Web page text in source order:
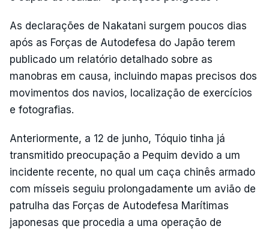
As declarações de Nakatani surgem poucos dias
após as Forças de Autodefesa do Japão terem
publicado um relatório detalhado sobre as
manobras em causa, incluindo mapas precisos dos
movimentos dos navios, localização de exercícios
e fotografias.
Anteriormente, a 12 de junho, Tóquio tinha já
transmitido preocupação a Pequim devido a um
incidente recente, no qual um caça chinês armado
com mísseis seguiu prolongadamente um avião de
patrulha das Forças de Autodefesa Marítimas
japonesas que procedia a uma operação de